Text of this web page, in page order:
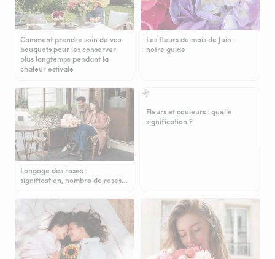
Comment prendre soin de vos
bouquets pour les conserver
plus longtemps pendant la
chaleur estivale
Les fleurs du mois de Juin :
notre guide
Langage des roses :
signification, nombre de roses…
Fleurs et couleurs : quelle
signification ?